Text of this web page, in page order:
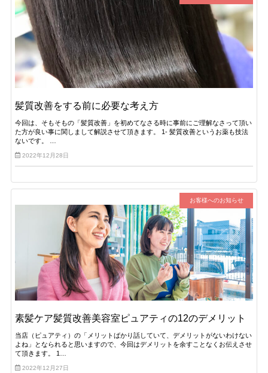
髪質改善をする前に必要な考え方
今回は、そもそもの「髪質改善」を初めてなさる時に事前にご理解なさって頂い
た方が良い事に関しまして解説させて頂きます。 1- 髪質改善というお薬も技法
ないです。 …
2022年12月28日
お客様へのお知らせ
素髪ケア髪質改善美容室ピュアティの12のデメリット
当店（ピュアティ）の「メリットばかり話していて、デメリットがないわけない
よね」となられると思いますので、今回はデメリットを余すことなくお伝えさせ
て頂きます。 1…
2022年12月27日